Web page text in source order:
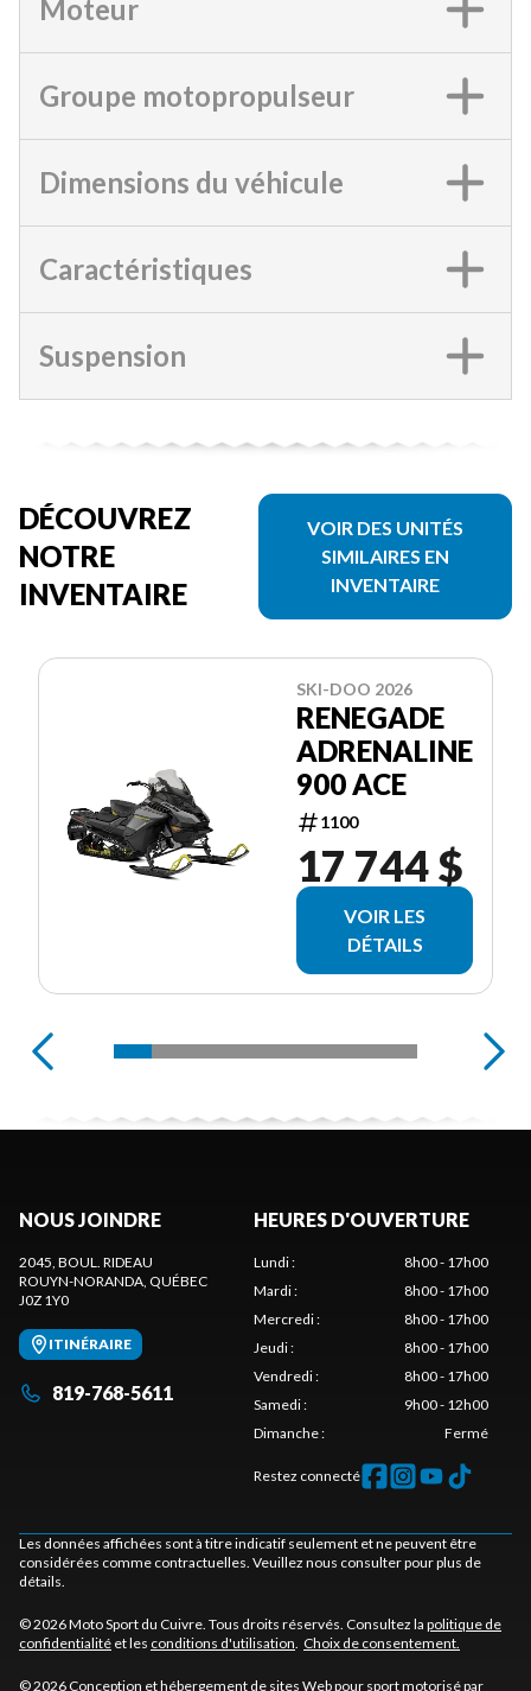
Moteur
Groupe motopropulseur
Dimensions du véhicule
Caractéristiques
Suspension
DÉCOUVREZ
NOTRE
INVENTAIRE
VOIR DES UNITÉS
SIMILAIRES EN
INVENTAIRE
SKI-DOO 2026
RENEGADE
ADRENALINE
900 ACE
1100
17 744 $
VOIR LES
DÉTAILS
NOUS JOINDRE
2045, BOUL. RIDEAU
ROUYN-NORANDA, QUÉBEC
J0Z 1Y0
ITINÉRAIRE
819-768-5611
HEURES D'OUVERTURE
Lundi:
8h00 - 17h00
Mardi:
8h00 - 17h00
Mercredi:
8h00 - 17h00
Jeudi:
8h00 - 17h00
Vendredi:
8h00 - 17h00
Samedi:
9h00 - 12h00
Dimanche: Fermé
Restez connecté
Les données affichées sont à titre indicatif seulement et ne peuvent être
considérées comme contractuelles. Veuillez nous consulter pour plus de
détails.
© 2026 Moto Sport du Cuivre. Tous droits réservés. Consultez la politique de
confidentialité et les conditions d'utilisation. Choix de consentement.
© 2026 Conception et hébergement de sites Web pour sport motorisé par